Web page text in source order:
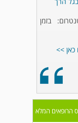
בזמן
כאן >>
הרופאים המלא